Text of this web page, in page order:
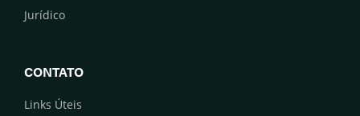
Jurídico
CONTATO
Links Úteis